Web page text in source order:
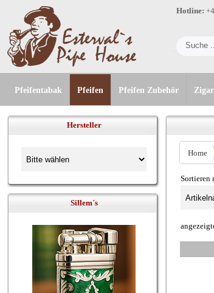
Hotline:
Pfeifentabak Pfeifen Pfeifen Zubehör
Hersteller
Sillem´s
Home
Sortieren